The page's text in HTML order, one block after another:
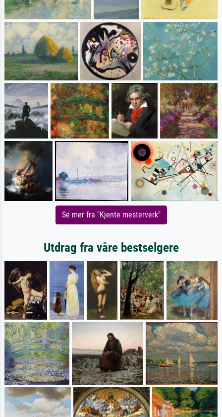
Se mer fra "Kjente mesterverk"
Utdrag fra våre bestselgere